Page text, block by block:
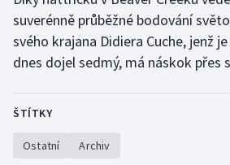
Judo
Krasobruslení
suverénně průběžné bodování
svého krajana Didiera Cuche, jenž
dnes dojel sedmý, má náskok přes
ŠTÍTKY
Ostatní Archiv